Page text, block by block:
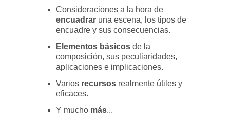
Consideraciones a la hora de
encuadrar una escena, los tipos de
encuadre y sus consecuencias.
Elementos básicos de la
composición, sus peculiaridades,
aplicaciones e implicaciones.
Varios recursos realmente útiles y
eficaces.
Y mucho más...